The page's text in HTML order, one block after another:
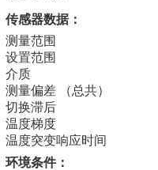
传感器数据：
测量范围
设置范围
介质
测量偏差 （总共）
切换滞后
温度梯度
温度突变响应时间
环境条件：